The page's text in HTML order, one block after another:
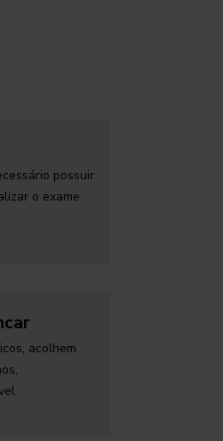
possuir
o exame
acolhem